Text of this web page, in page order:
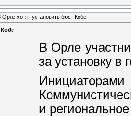
Орле хотят установить бюст Кобе
Кобе
В Орле
за установку
и